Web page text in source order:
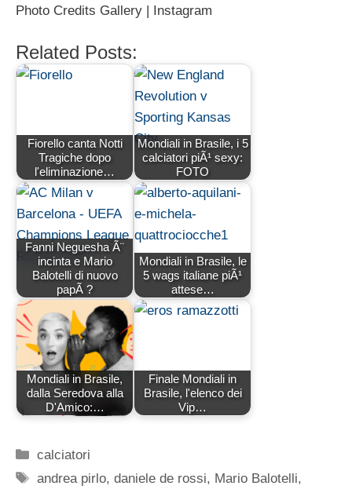
Photo Credits Gallery | Instagram
Related Posts:
Fiorello canta Notti
Tragiche dopo
l'eliminazione…
Mondiali in Brasile, i 5
calciatori piÃ¹ sexy:
FOTO
Fanni Neguesha Ã¨
incinta e Mario
Balotelli di nuovo
papÃ ?
Mondiali in Brasile, le
5 wags italiane piÃ¹
attese…
Mondiali in Brasile,
dalla Seredova alla
D'Amico:…
Finale Mondiali in
Brasile, l'elenco dei
Vip…
Categorie
calciatori
Tag
andrea pirlo,daniele de rossi, Mario Balotelli,